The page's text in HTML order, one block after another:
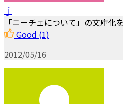
ｊ
「ニーチェについて」の文庫化
Good (1)
2012/05/16